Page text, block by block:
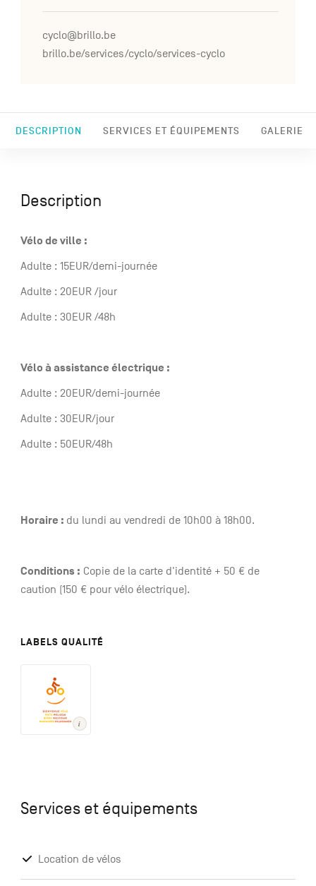
DESCRIPTION SERVICES ET ÉQUIPEMENTS GALERIE
cyclo@brillo.be
brillo.be/services/cyclo/services-cyclo
Description
Vélo de ville :
Adulte : 15EUR/demi-journée
Adulte : 20EUR /jour
Adulte : 30EUR /48h
Vélo à assistance électrique :
Adulte : 20EUR/demi-journée
Adulte : 30EUR/jour
Adulte : 50EUR/48h
Horaire : du lundi au vendredi de 10h00 à 18h00.
Conditions : Copie de la carte d'identité + 50 € de
caution (150 € pour vélo électrique).
LABELS QUALITÉ
Services et équipements
Location de vélos